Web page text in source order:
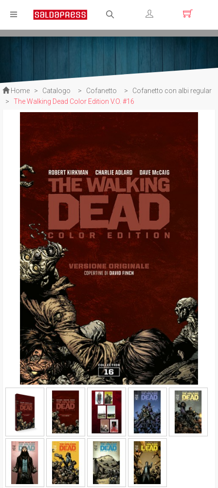
Registrati
Home > Catalogo > Cofanetto >
Cofanetto con albi regular
>
The Walking Dead Color Edition V.O. #16